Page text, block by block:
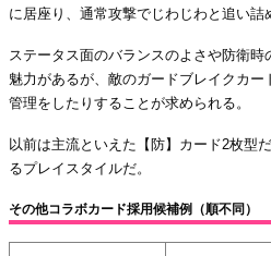
に居座り、通常攻撃でじわじわと追い詰
ステータス面のバランスのよさや防衛
魅力があるが、敵のガードブレイクカ
管理をしたりすることが求められる。
以前は主流といえた【防】カード2枚型
るプレイスタイルだ。
その他コラボカード採用候補例（順不同）